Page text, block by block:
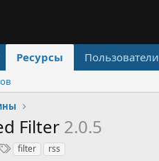
Ресурсы Пользователи
Filter 2.0.5
Т filter rss